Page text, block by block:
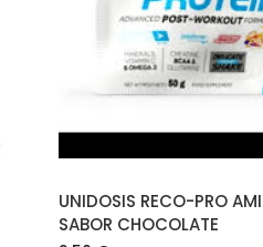
AÑADIR AL
UNIDOSIS RECO-PRO
SABOR CHOCOLATE